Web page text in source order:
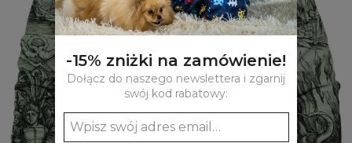
-15% zniżki na zamówienie!
Dołącz do naszego newslettera i zgarnij
swój kod rabatowy: